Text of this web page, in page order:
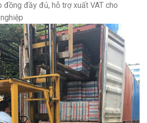
đồng đầy đủ, hỗ trợ xuất VAT cho